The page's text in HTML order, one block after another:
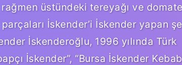
üstündeki tereyağı ve
İskender’i İskender yapan
İskenderoğlu, 1996 yılında Türk
İskender”, “Bursa İskender